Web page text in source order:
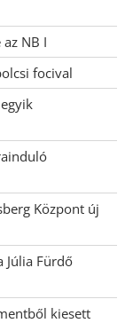
NB I
focival
Központ új
Júlia Fürdő
kiesett